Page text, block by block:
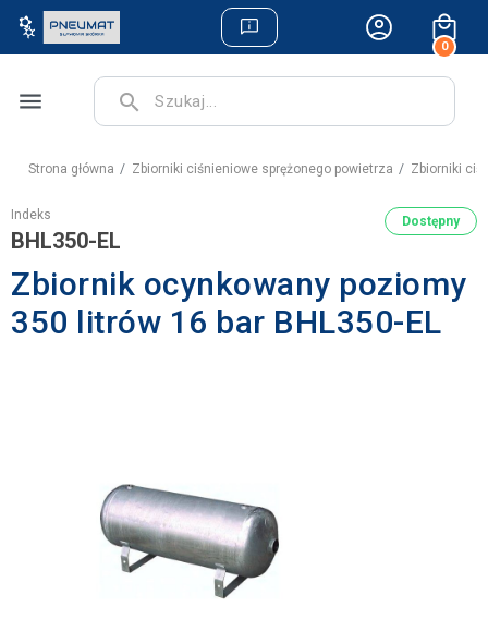
0
menu search
Strona główna Zbiorniki ciśnieniowe sprężonego powietrza Zbiorniki
Indeks
BHL350-EL
Dostępny
Zbiornik ocynkowany poziomy
350 litrów 16 bar BHL350-EL